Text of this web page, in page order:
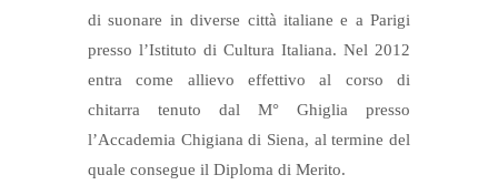
di suonare in diverse città italiane e a Parigi
presso l’Istituto di Cultura Italiana. Nel 2012
entra come allievo effettivo al corso di
chitarra tenuto dal M° Ghiglia presso
l’Accademia Chigiana di Siena, al termine del
quale consegue il Diploma di Merito.